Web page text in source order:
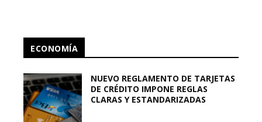
ECONOMÍA
NUEVO REGLAMENTO DE TARJETAS
DE CRÉDITO IMPONE REGLAS
CLARAS Y ESTANDARIZADAS